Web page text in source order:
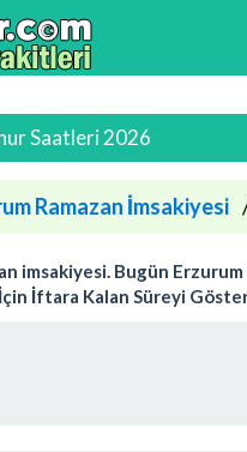
Saatleri 2026
Ramazan İmsakiyesi
imsakiyesi. Bugün
İftara Kalan Süreyi